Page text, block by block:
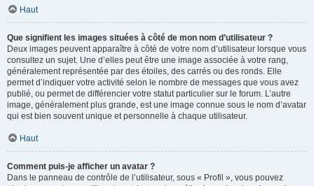
Haut
Que signifient les images situées à côté de mon nom d’utilisateur ?
Deux images peuvent apparaître à côté de votre nom d’utilisateur lorsque vous
consultez un sujet. Une d’elles peut être une image associée à votre rang,
généralement représentée par des étoiles, des carrés ou des ronds. Elle
permet d’indiquer votre activité selon le nombre de messages que vous avez
publié, ou permet de différencier votre statut particulier sur le forum. L’autre
image, généralement plus grande, est une image connue sous le nom d’avatar
qui est bien souvent unique et personnelle à chaque utilisateur.
Haut
Comment puis-je afficher un avatar ?
Dans le panneau de contrôle de l’utilisateur, sous « Profil », vous pouvez